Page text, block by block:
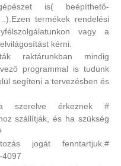
is( beépíthető-
termékek rendelési
vagy a
kérni.
raktárunkban mindig
programmal is tudunk
segíteni a tervezésben és
szerelve érkeznek #
szállítják, és ha szükség
jogát fenntartjuk.#
4097